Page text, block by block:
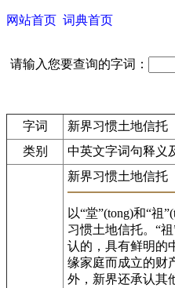
网站首页 词典首页
请输入您要查询的字词：
字词
新界习惯土地信托
类别
中英文字词句释义
新界习惯土地信托
以“堂”(tong)和“祖
习惯土地信托。“
认的，具有鲜明的
缘家庭而成立的财
外，新界还承认其